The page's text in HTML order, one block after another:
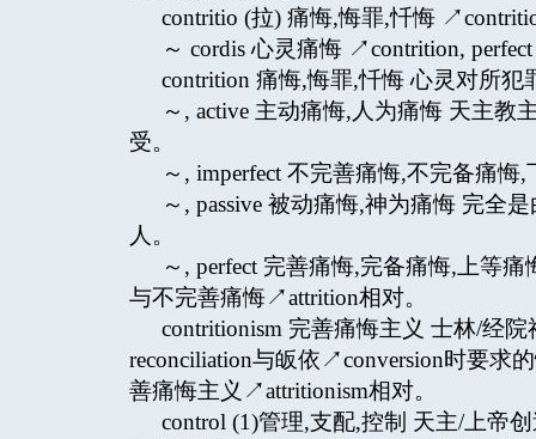
contritio (拉) 痛悔,悔罪,忏悔
～ cordis 心灵痛悔 ↗contrition, perfect
contrition 痛悔,悔罪,忏悔 心灵对所
～, active 主动痛悔,人为痛悔 天主
受。
～, imperfect 不完善痛悔,不完备痛
～, passive 被动痛悔,神为痛悔 完全
人。
～, perfect 完善痛悔,完备痛悔,上等
与不完善痛悔↗attrition相对。
contritionism 完善痛悔主义 士林/经
reconciliation与皈依↗conversion时要求
善痛悔主义↗attritionism相对。
control (1)管理,支配,控制 天主/上帝